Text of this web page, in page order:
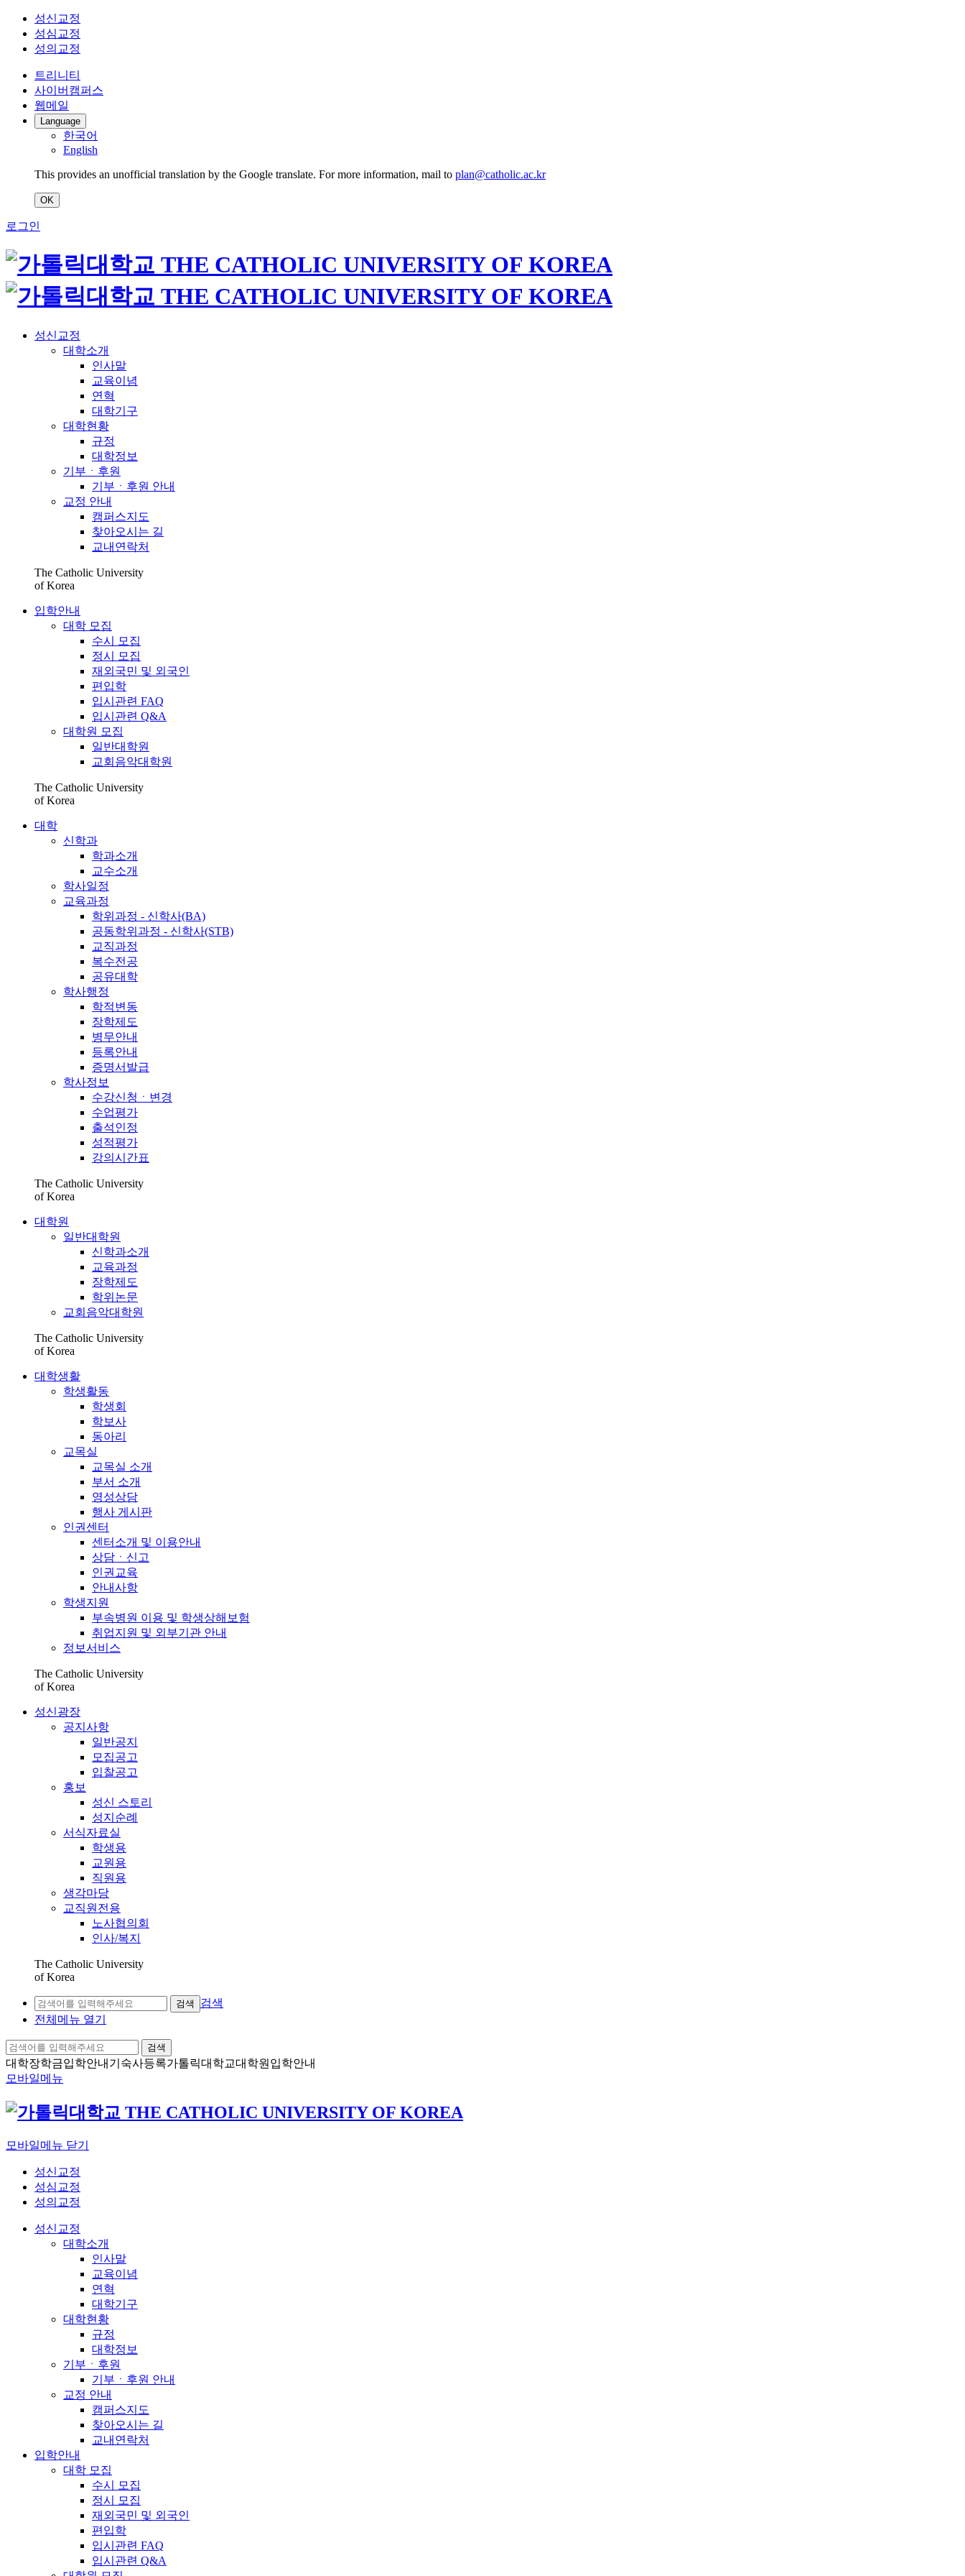
성신교정
성심교정
성의교정
트리니티
사이버캠퍼스
웹메일
Language
한국어
English
This provides an unofficial translation by the Google translate. For more information, mail to plan@catholic.ac.kr
OK
로그인
성신교정
대학소개
인사말
교육이념
연혁
대학기구
대학현황
규정
대학정보
기부ㆍ후원
기부ㆍ후원 안내
교정 안내
캠퍼스지도
찾아오시는 길
교내연락처
The Catholic University
of Korea
입학안내
대학 모집
수시 모집
정시 모집
재외국민 및 외국인
편입학
입시관련 FAQ
입시관련 Q&A
대학원 모집
일반대학원
교회음악대학원
The Catholic University
of Korea
대학
신학과
학과소개
교수소개
학사일정
교육과정
학위과정 - 신학사(BA)
공동학위과정 - 신학사(STB)
교직과정
복수전공
공유대학
학사행정
학적변동
장학제도
병무안내
등록안내
증명서발급
학사정보
수강신청ㆍ변경
수업평가
출석인정
성적평가
강의시간표
The Catholic University
of Korea
대학원
일반대학원
신학과소개
교육과정
장학제도
학위논문
교회음악대학원
The Catholic University
of Korea
대학생활
학생활동
학생회
학보사
동아리
교목실
교목실 소개
부서 소개
영성상담
행사 게시판
인권센터
센터소개 및 이용안내
상담ㆍ신고
인권교육
안내사항
학생지원
부속병원 이용 및 학생상해보험
취업지원 및 외부기관 안내
정보서비스
The Catholic University
of Korea
성신광장
공지사항
일반공지
모집공고
입찰공고
홍보
성신 스토리
성지순례
서식자료실
학생용
교원용
직원용
생각마당
교직원전용
노사협의회
인사/복지
The Catholic University
of Korea
검색
검색
전체메뉴 열기
검색
대학장학금입학안내 기숙사등록가톨릭대학교대학원입학안내
모바일메뉴
모바일메뉴 닫기
성신교정
성심교정
성의교정
성신교정
대학소개
인사말
교육이념
연혁
대학기구
대학현황
규정
대학정보
기부ㆍ후원
기부ㆍ후원 안내
교정 안내
캠퍼스지도
찾아오시는 길
교내연락처
입학안내
대학 모집
수시 모집
정시 모집
재외국민 및 외국인
편입학
입시관련 FAQ
입시관련 Q&A